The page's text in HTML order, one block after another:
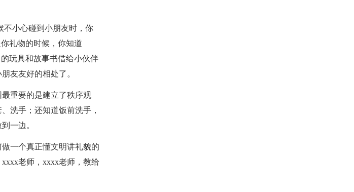
不小心碰到小朋友时，你
礼物的时候，你知道
玩具和故事书借给小伙伴
友友好的相处了。
重要的是建立了秩序观
洗手；还知道饭前洗手，
一边。
一个真正懂文明讲礼貌的
老师，xxxx老师，教给